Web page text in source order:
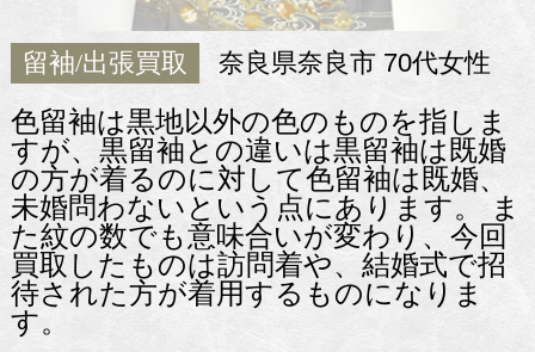
留袖/出張買取 奈良県奈良市 70代女性
色留袖は黒地以外の色のものを指しま
すが、黒留袖との違いは黒留袖は既婚
の方が着るのに対して色留袖は既婚、
未婚問わないという点にあります。 ま
た紋の数でも意味合いが変わり、今回
買取したものは訪問着や、結婚式で招
待された方が着用するものになりま
す。